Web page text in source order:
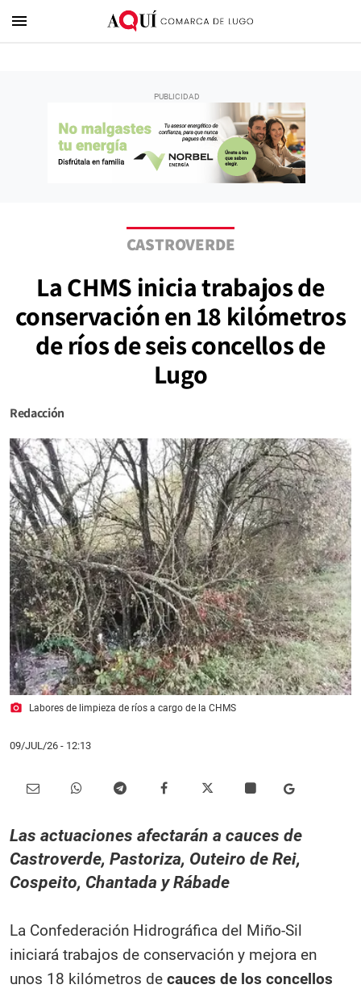
menu
CASTROVERDE
La CHMS inicia trabajos de
conservación en 18 kilómetros
de ríos de seis concellos de
Lugo
Redacción
photo_camera Labores de limpieza de ríos a cargo de la CHMS
09/JUL/26 - 12:13
Las actuaciones afectarán a cauces de
Castroverde, Pastoriza, Outeiro de Rei,
Cospeito, Chantada y Rábade
La Confederación Hidrográfica del Miño-Sil
iniciará trabajos de conservación y mejora en
unos 18 kilómetros de cauces de los concellos